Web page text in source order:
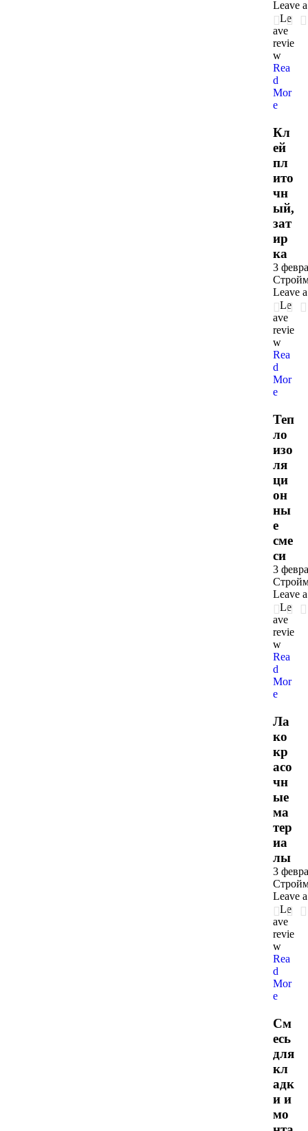
Leave
Le
ave
revie
w
Rea
d
Mor
e
Кл
ей
пл
ито
чн
ый,
зат
ир
ка
3
Leave
Le
ave
revie
w
Rea
d
Mor
e
Теп
ло
изо
ля
ци
он
ны
е
сме
си
3
Leave
Le
ave
revie
w
Rea
d
Mor
e
Ла
ко
кр
асо
чн
ые
ма
тер
иа
лы
3
Leave
Le
ave
revie
w
Rea
d
Mor
e
См
есь
для
кл
адк
и и
мо